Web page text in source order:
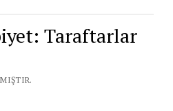
Taraftarlar